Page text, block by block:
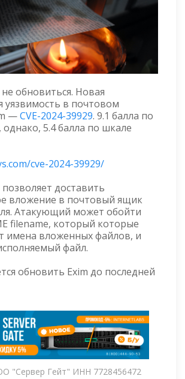
обновиться. Новая
уязвимость в почтовом
—CVE-2024-39929. 9.1 балла по
однако, 5.4 балла по шкале
cve-2024-39929/
доставить
вложение в почтовый ящик
Атакующий может обойти
filename, который которые
имена вложенных файлов, и
файл.
обновить Exim до последней
"Сервер Гейт" ИНН 7728456472